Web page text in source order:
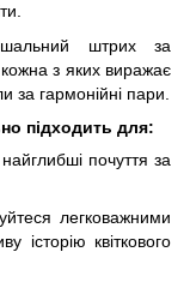
штрих за
з яких виражає
за гармонійні пари.
підходить для:
почуття за
легковажними
історію квіткового